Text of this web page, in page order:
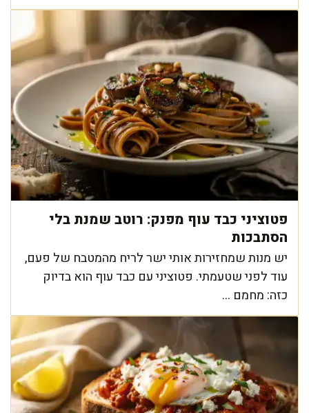
פטוציני כבד עוף מפנק: רוטב שמנת בלי
הסתבכות
יש מנות שמחזירות אותי ישר לריח מהמטבח של פעם,
עוד לפני שטעמתי. פטוציני עם כבד עוף הוא בדיוק
כזה: מחמם ...